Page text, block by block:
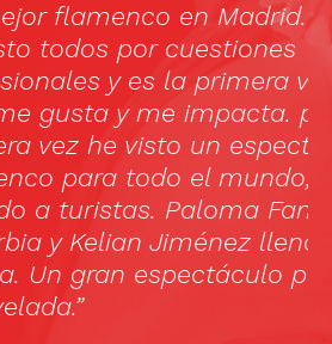
en Madrid. Yo los
cuestiones
es la primera vez que
me impacta. por
visto un espectáculo de
el mundo, no
Paloma Fantova
Jiménez lleno de
espectáculo para pasar